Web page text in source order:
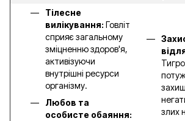
Тілесне
вилікування: Говліт
сприяє загальному
зміцненню здоров'я,
активізуючи
внутрішні ресурси
організму.
Любов та
особисте обаяння:
злих